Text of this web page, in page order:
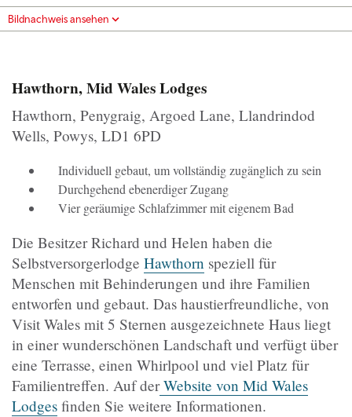
Bildnachweis ansehen
Hawthorn, Mid Wales Lodges
Hawthorn, Penygraig, Argoed Lane, Llandrindod
Wells, Powys, LD1 6PD
Individuell gebaut, um vollständig zugänglich zu sein
Durchgehend ebenerdiger Zugang
Vier geräumige Schlafzimmer mit eigenem Bad
Die Besitzer Richard und Helen haben die
Selbstversorgerlodge Hawthorn speziell für
Menschen mit Behinderungen und ihre Familien
entworfen und gebaut. Das haustierfreundliche, von
Visit Wales mit 5 Sternen ausgezeichnete Haus liegt
in einer wunderschönen Landschaft und verfügt über
eine Terrasse, einen Whirlpool und viel Platz für
Familientreffen. Auf derWebsite von Mid Wales
Lodges finden Sie weitere Informationen.